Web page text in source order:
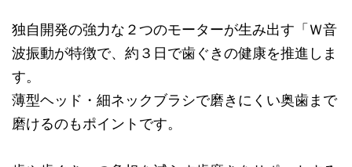
独自開発の強力な２つのモーターが生み出す「Ｗ音
波振動が特徴で、約３日で歯ぐきの健康を推進しま
す。
薄型ヘッド・細ネックブラシで磨きにくい奥歯まで
磨けるのもポイントです。